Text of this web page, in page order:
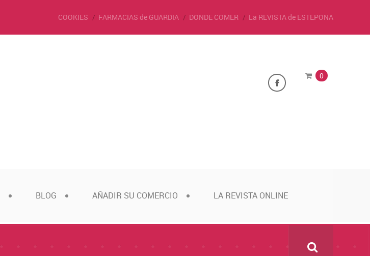
COOKIES FARMACIAS de GUARDIA DONDE COMER La REVISTA de ESTEPONA
0
BLOG AÑADIR SU COMERCIO LA REVISTA ONLINE